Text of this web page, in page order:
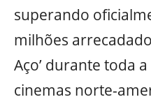
superando
milhões
Aço’ durante toda
cinemas norte-